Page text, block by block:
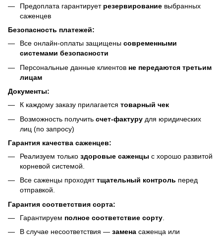
Предоплата гарантирует резервирование выбранных
саженцев
Безопасность платежей:
Все онлайн-оплаты защищены современными
системами безопасности
Персональные данные клиентов не передаются третьим
лицам
Документы:
К каждому заказу прилагается товарный чек
Возможность получить счет-фактуру для юридических
лиц (по запросу)
Гарантия качества саженцев:
Реализуем только здоровые саженцы с хорошо развитой
корневой системой.
Все саженцы проходяттщательный контроль перед
отправкой.
Гарантия соответствия сорта:
Гарантируем полное соответствие сорту
В случае несоответствия — замена саженца или